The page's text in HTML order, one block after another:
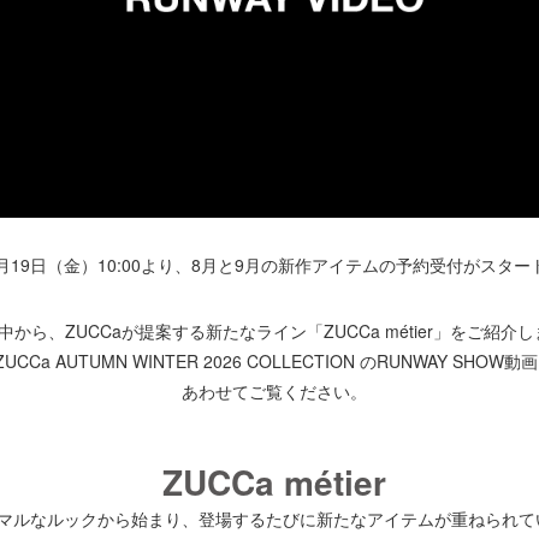
19日（金）10:00より、8月と9月の新作アイテムの予約受付がスター
から、ZUCCaが提案する新たなライン「ZUCCa métier」をご紹介し
AUTUMN WINTER 2026 COLLECTION のRUNWAY SHOW動画
あわせてご覧ください。
ZUCCa métier
ルなルックから始まり、登場するたびに新たなアイテムが重ねられて